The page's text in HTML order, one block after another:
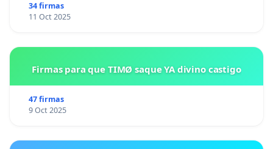
34 firmas
11 Oct 2025
Firmas para que TIMØ saque YA divino castigo
47 firmas
9 Oct 2025